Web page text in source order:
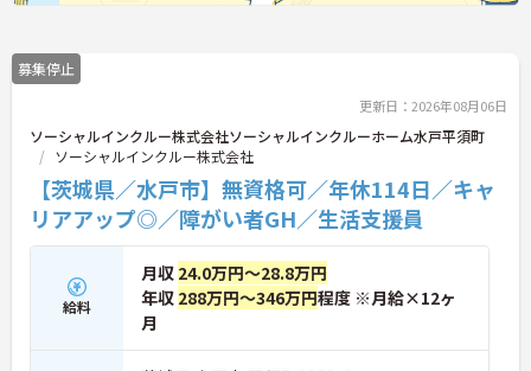
募集停止
更新日：2026年08月06日
ソーシャルインクルー株式会社ソーシャルインクルーホーム水戸平須町
ソーシャルインクルー株式会社
【茨城県／水戸市】無資格可／年休114日／キャ
リアアップ◎／障がい者GH／生活支援員
給料
月収 24.0万円～28.8万円
年収 288万円～346万円程度 ※月給×12ヶ
月